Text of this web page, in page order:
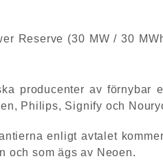
Reserve (30 MW / 30
producenter av förnybar
Philips, Signify och
enligt avtalet
och som ägs av Neoen.